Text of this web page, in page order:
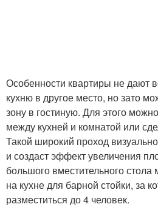
Особенности квартиры не дают
кухню в другое место, но зато
зону в гостиную. Для этого
между кухней и комнатой или
Такой широкий проход
и создаст эффект увеличения
большого вместительного
на кухне для барной стойки, за
разместиться до 4 человек.